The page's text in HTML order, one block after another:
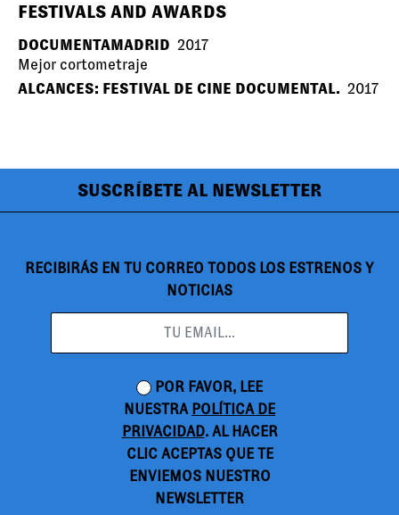
FESTIVALS AND AWARDS
DOCUMENTAMADRID 2017
Mejor cortometraje
ALCANCES: FESTIVAL DE CINE DOCUMENTAL. 2017
SUSCRÍBETE AL NEWSLETTER
RECIBIRÁS EN TU CORREO TODOS LOS ESTRENOS Y
NOTICIAS
POR FAVOR, LEE
NUESTRA POLÍTICA DE
PRIVACIDAD. AL HACER
CLIC ACEPTAS QUE TE
ENVIEMOS NUESTRO
NEWSLETTER